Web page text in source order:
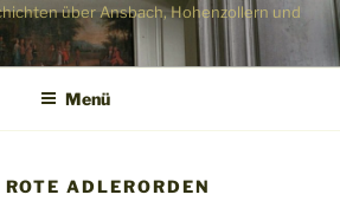
über Ansbach, Hohenzollern und
Menü
ROTE ADLERORDEN